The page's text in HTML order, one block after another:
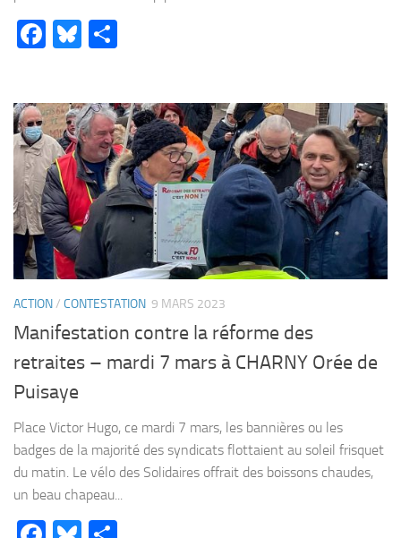
Facebook
Bluesky
ACTION/ CONTESTATION 9 MARS 2023
Manifestation contre la réforme des
retraites – mardi 7 mars à CHARNY Orée de
Puisaye
Place Victor Hugo, ce mardi 7 mars, les bannières ou les
badges de la majorité des syndicats flottaient au soleil frisquet
du matin. Le vélo des Solidaires offrait des boissons chaudes,
un beau chapeau...